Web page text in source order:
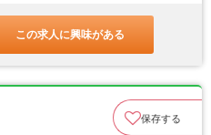
この求人に興味がある
保存する